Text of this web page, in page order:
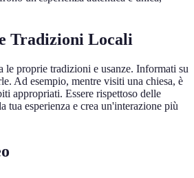
Tradizioni Locali
le proprie tradizioni e usanze. Informati su
Ad esempio, mentre visiti una chiesa, è
appropriati. Essere rispettoso delle
tua esperienza e crea un'interazione più